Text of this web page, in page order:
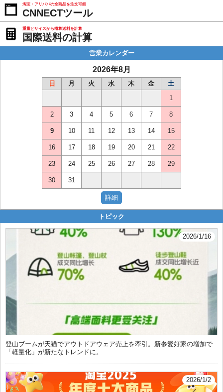
淘宝・アリババの全商品を注文可能
CNNECTツール
重量とサイズから概算送料を計算
国際送料の計算
営業カレンダー
2026年8月
日 月 火 水 木 金
土
1
2 3 4 5 6 7 8
9 10 11 12 13 14 15
16 17 18 19 20 21 22
23 24 25 26 27 28 29
30 31
トピック
2026/1/16
登山ブームが天猫でアウトドアウェア売上を牽引。新参愛好家の増加で
「軽量化」が新たなトレンドに。
2026/1/2